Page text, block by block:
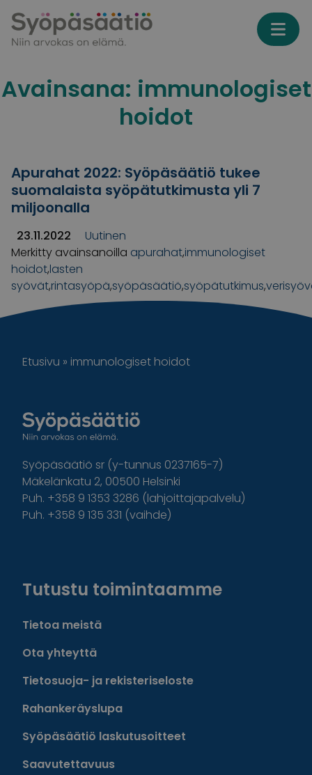
Avainsana: immunologiset
hoidot
Apurahat 2022: Syöpäsäätiö tukee
suomalaista syöpätutkimusta yli 7
miljoonalla
23.11.2022
Uutinen
Merkitty avainsanoilla apurahat,immunologiset
hoidot,lasten
syövät,rintasyöpä,syöpäsäätiö,syöpätutkimus,
Etusivu » immunologiset hoidot
Syöpäsäätiö sr (y-tunnus 0237165-7)
Mäkelänkatu 2, 00500 Helsinki
Puh. +358 9 1353 3286 (lahjoittajapalvelu)
Puh. +358 9 135 331 (vaihde)
Tutustu toimintaamme
Tietoa meistä
Ota yhteyttä
Tietosuoja- ja rekisteriseloste
Rahankeräyslupa
Syöpäsäätiö laskutusoitteet
Saavutettavuus